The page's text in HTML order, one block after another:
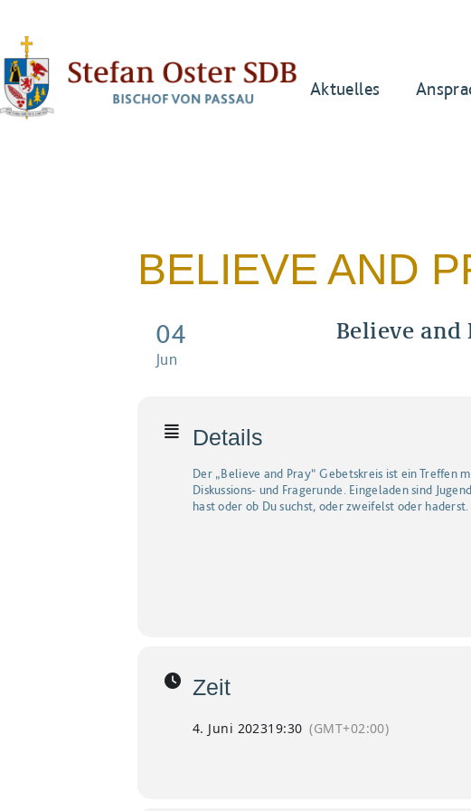
Aktuelles
BELIEVE AND
04
Jun
Believe and
Details
Der „Believe and Pray“ Gebetskreis ist ein Treffen
Diskussions- und Fragerunde. Eingeladen sind
hast oder ob Du suchst, oder zweifelst oder
Zeit
4. Juni 202319:30 (GMT+02:00)